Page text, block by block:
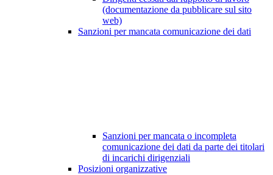
(documentazione da pubblicare sul sito
web)
Sanzioni per mancata comunicazione dei dati
Sanzioni per mancata o incompleta
comunicazione dei dati da parte dei titolari
di incarichi dirigenziali
Posizioni organizzative